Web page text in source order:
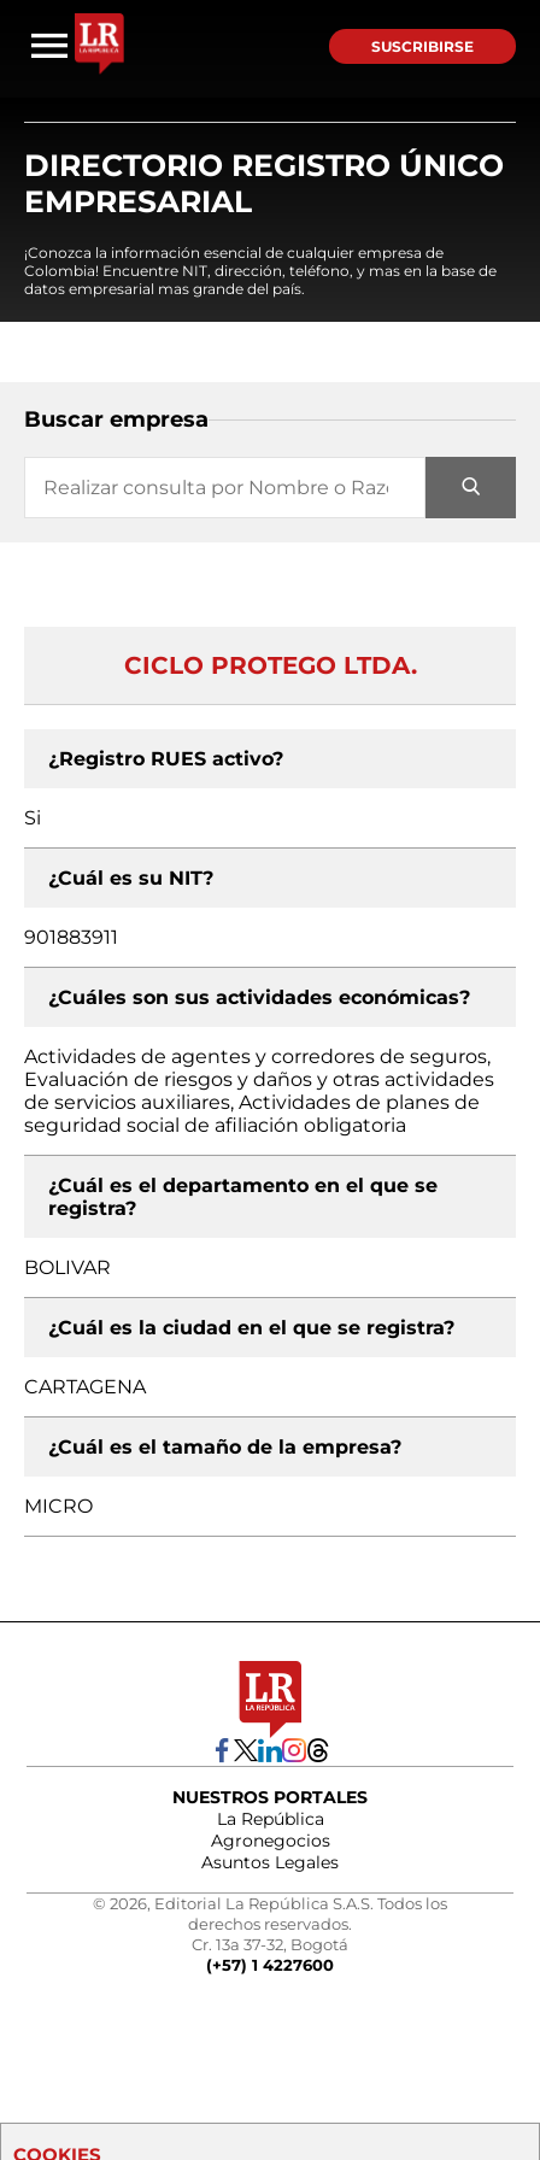
SUSCRIBIRSE
DIRECTORIO REGISTRO ÚNICO
EMPRESARIAL
¡Conozca la información esencial de cualquier empresa de
Colombia! Encuentre NIT, dirección, teléfono, y mas en la base de
datos empresarial mas grande del país.
Buscar empresa
CICLO PROTEGO LTDA.
¿Registro RUES activo?
Si
¿Cuál es su NIT?
901883911
¿Cuáles son sus actividades económicas?
Actividades de agentes y corredores de seguros,
Evaluación de riesgos y daños y otras actividades
de servicios auxiliares, Actividades de planes de
seguridad social de afiliación obligatoria
¿Cuál es el departamento en el que se
registra?
BOLIVAR
¿Cuál es la ciudad en el que se registra?
CARTAGENA
¿Cuál es el tamaño de la empresa?
MICRO
NUESTROS PORTALES
La República
Agronegocios
Asuntos Legales
© 2026, Editorial La República S.A.S. Todos los
derechos reservados.
Cr. 13a 37-32, Bogotá
(+57) 1 4227600
COOKIES